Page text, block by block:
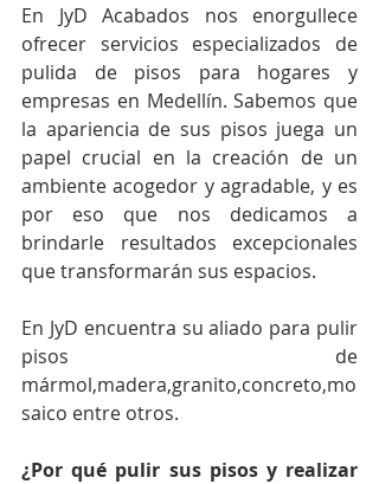
En JyD Acabados nos enorgullece
ofrecer servicios especializados de
pulida de pisos para hogares y
empresas en Medellín. Sabemos que
la apariencia de sus pisos juega un
papel crucial en la creación de un
ambiente acogedor y agradable, y es
por eso que nos dedicamos a
brindarle resultados excepcionales
que transformarán sus espacios.
En JyD encuentra su aliado para pulir
pisos de
mármol,madera,granito,concreto,mo
saico entre otros.
¿Por qué pulir sus pisos y realizar